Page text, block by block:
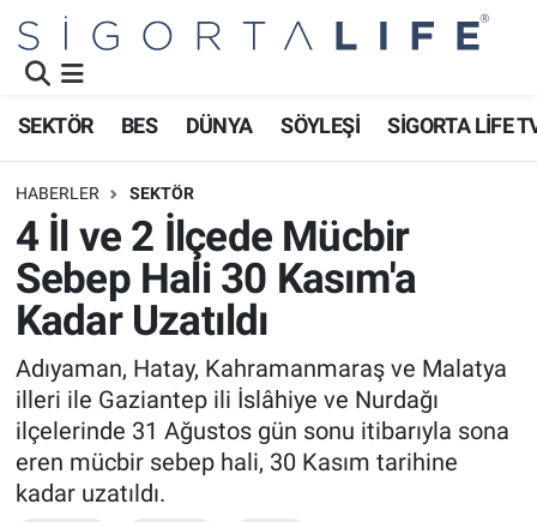
SEKTÖR BES DÜNYA SÖYLEŞİ SİGORTA LİFE
HABERLER SEKTÖR
4 İl ve 2 İlçede Mücbir
Sebep Hali 30 Kasım'a
Kadar Uzatıldı
Adıyaman, Hatay, Kahramanmaraş ve Malatya
illeri ile Gaziantep ili İslâhiye ve Nurdağı
ilçelerinde 31 Ağustos gün sonu itibarıyla sona
eren mücbir sebep hali, 30 Kasım tarihine
kadar uzatıldı.
Namaz Vakitleri
Trafik Durumu
Süper Lig Puan Durumu ve Fikstür
Tüm Manşetler
Son Dakika Haberleri